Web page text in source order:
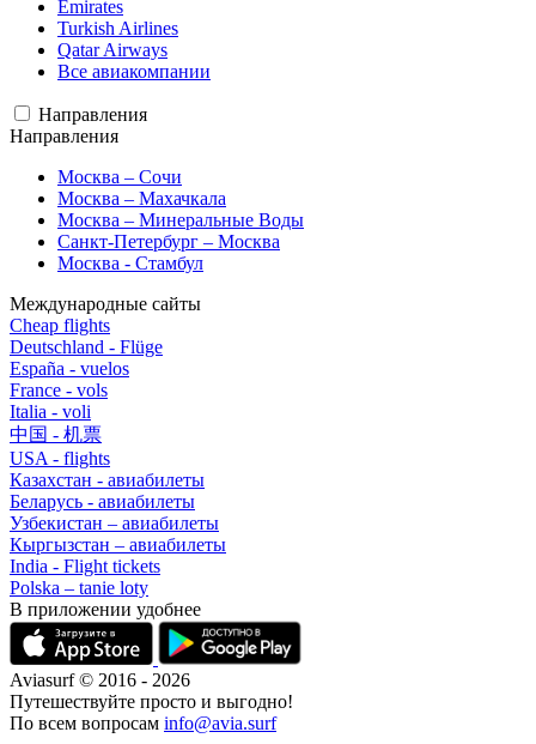
Emirates
Turkish Airlines
Qatar Airways
Все авиакомпании
Направления
Направления
Москва – Сочи
Москва – Махачкала
Москва – Минеральные Воды
Санкт-Петербург – Москва
Москва - Стамбул
Международные сайты
Cheap flights
Deutschland - Flüge
España - vuelos
France - vols
Italia - voli
中国 - 机票
USA - flights
Казахстан - авиабилеты
Беларусь - авиабилеты
Узбекистан – авиабилеты
Кыргызстан – авиабилеты
India - Flight tickets
Polska – tanie loty
В приложении удобнее
Aviasurf © 2016 - 2026
Путешествуйте просто и выгодно!
По всем вопросам info@avia.surf